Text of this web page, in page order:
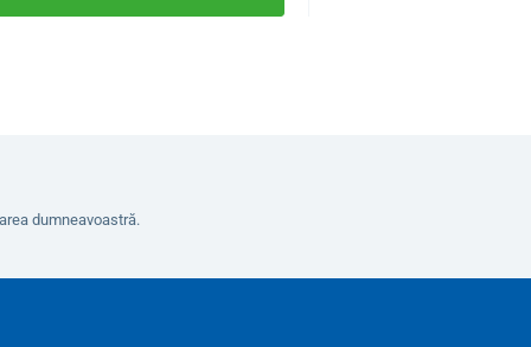
dumneavoastră.